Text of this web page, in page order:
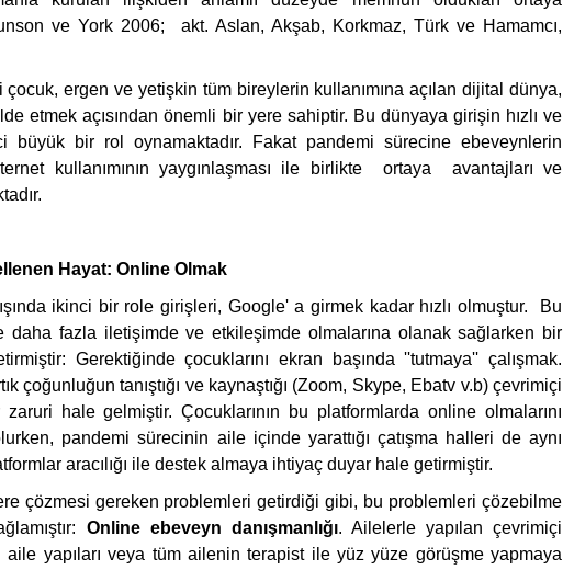
ve York 2006;  akt. Aslan, Akşab, Korkmaz, Türk ve Hamamcı,
etmek açısından önemli bir yere sahiptir. Bu dünyaya girişin hızlı ve
büyük bir rol oynamaktadır. Fakat pandemi sürecine ebeveynlerin
kullanımının yaygınlaşması ile birlikte  ortaya  avantajları ve
Hayat: Online Olmak
daha fazla iletişimde ve etkileşimde olmalarına olanak sağlarken bir
Gerektiğinde çocuklarını ekran başında ''tutmaya'' çalışmak.
çoğunluğun tanıştığı ve kaynaştığı (Zoom, Skype, Ebatv v.b) çevrimiçi
hale gelmiştir. Çocuklarının bu platformlarda online olmalarını
pandemi sürecinin aile içinde yarattığı çatışma halleri de aynı
aracılığı ile destek almaya ihtiyaç duyar hale getirmiştir.
Online ebeveyn danışmanlığı. Ailelerle yapılan çevrimiçi
yapıları veya tüm ailenin terapist ile yüz yüze görüşme yapmaya